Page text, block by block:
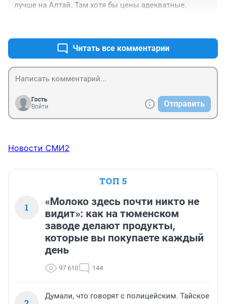
лучше на Алтай. Там хотя бы цены адекватные.
Читать все комментарии
Гость
Войти
Отправить
Новости СМИ2
ТОП 5
1
«Молоко здесь почти никто не
видит»: как на тюменском
заводе делают продукты,
которые вы покупаете каждый
день
97 610 144
Думали, что говорят с полицейским. Тайское